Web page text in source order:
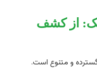
از کشف
و متنوع است.